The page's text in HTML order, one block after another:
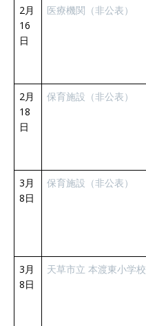
2月
16
日
医療機関（非公表）
2月
18
日
保育施設（非公表）
3月
8日
保育施設（非公表）
3月
8日
天草市立 本渡東小学校